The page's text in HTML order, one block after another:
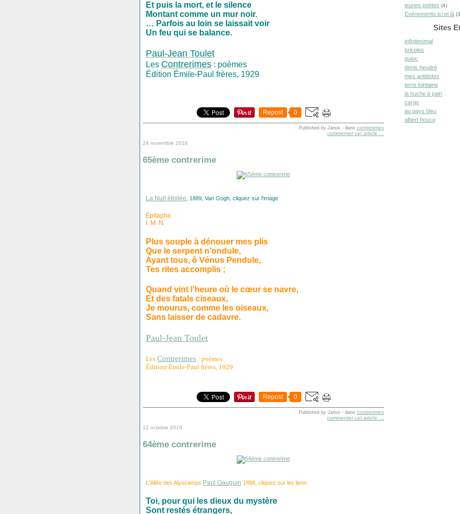
Et puis la mort, et le silence
Montant comme un mur noir.
… Parfois au loin se laissait voir
Un feu qui se balance.
Paul-Jean Toulet
Les Contrerimes : poèmes
Édition Émile-Paul frères, 1929
Repost 0
Published by Janus - dans contrerimes
commenter cet article …
24 novembre 2016
65ème contrerime
La Nuit étoilée , 1889, Van Gogh, cliquez sur l'image
Épitaphe.
I. M. N.
Plus souple à dénouer mes plis
Que le serpent n’ondule,
Ayant tous, ô Vénus Pendule,
Tes rites accomplis ;
Quand vint l’heure où le cœur se navre,
Et des fatals ciseaux,
Je mourus, comme les oiseaux,
Sans laisser de cadavre.
Paul-Jean Toulet
Les Contrerimes : poèmes
Édition Émile-Paul frères, 1929
Repost 0
Published by Janus - dans contrerimes
commenter cet article …
12 octobre 2016
64ème contrerime
L'Allée des Alyscamps Paul Gauguin 1888, cliquez sur les liens
Toi, pour qui les dieux du mystère
Sont restés étrangers,
jeunes poètes (4)
Evénements ici et là
Sites
infinitesimal
bricoles
quioc
denis heudré
mes antidotes
terre lointaine
la huche à pain
cargo
au pays bleu
albert houcq